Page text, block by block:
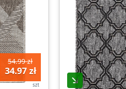
54.99 zł
34.97 zł
szt